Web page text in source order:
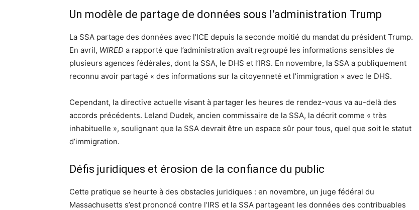
Un modèle de partage de données sous l’administration Trump
La SSA partage des données avec l’ICE depuis la seconde moitié du mandat du président Trump.
En avril, WIRED a rapporté que l’administration avait regroupé les informations sensibles de
plusieurs agences fédérales, dont la SSA, le DHS et l’IRS. En novembre, la SSA a publiquement
reconnu avoir partagé « des informations sur la citoyenneté et l’immigration » avec le DHS.
Cependant, la directive actuelle visant à partager les heures de rendez-vous va au-delà des
accords précédents. Leland Dudek, ancien commissaire de la SSA, la décrit comme « très
inhabituelle », soulignant que la SSA devrait être un espace sûr pour tous, quel que soit le statut
d’immigration.
Défis juridiques et érosion de la confiance du public
Cette pratique se heurte à des obstacles juridiques : en novembre, un juge fédéral du
Massachusetts s’est prononcé contre l’IRS et la SSA partageant les données des contribuables